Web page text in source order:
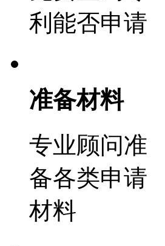
利能否申请
准备材料
专业顾问准
备各类申请
材料